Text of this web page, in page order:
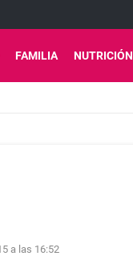
FAMILIA NUTRICIÓN
a las 16:52